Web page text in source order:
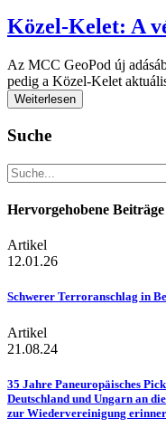
Közel-Kelet: A
Az MCC GeoPod új
pedig a Közel-Kelet
Weiterlesen
Suche
Hervorgehobene Beiträge
Artikel
12.01.26
Schwerer Terroranschlag in
Artikel
21.08.24
35 Jahre Paneuropäisches
Deutschland und Ungarn an
zur Wiedervereinigung